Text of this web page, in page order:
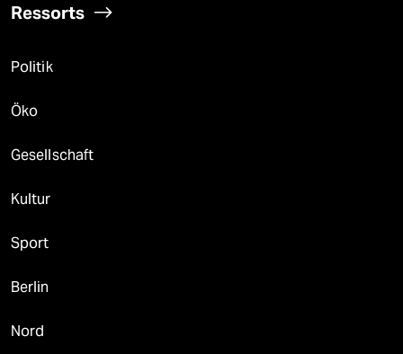
Ressorts
Politik
Öko
Gesellschaft
Kultur
Sport
Berlin
Nord